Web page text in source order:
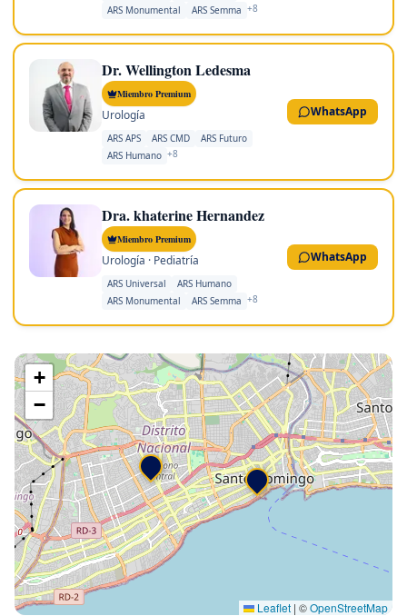
ARS Monumental
ARS Semma +8
Dr. Wellington Ledesma
Miembro Premium
Urología
ARS APS ARS CMD
ARS Futuro
ARS Humano +8
WhatsApp
Dra. khaterine Hernandez
Miembro Premium
Urología · Pediatría
ARS Universal
ARS Humano
ARS Monumental
ARS Semma +8
WhatsApp
+
−
Leaflet | ©OpenStreetMap